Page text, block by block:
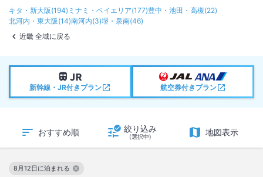
キタ・新大阪(194) ミナミ・ベイエリア(177)豊中・池田・高槻(22)
北河内・東大阪(14)南河内(3)堺・泉南(46)
近畿 全域に戻る
新幹線・JR付きプラン 航空券付きプラン
おすすめ順 絞り込み
(選択中) 地図表示
8月12日に泊まれる
この絞り込み条件を解除